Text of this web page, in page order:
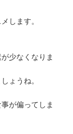
します。
少なくなりま
ょうね。
が偏ってしま